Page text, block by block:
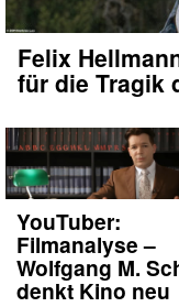
Felix
für die Tragik
YouTuber:
Filmanalyse –
Wolfgang M.
denkt Kino neu